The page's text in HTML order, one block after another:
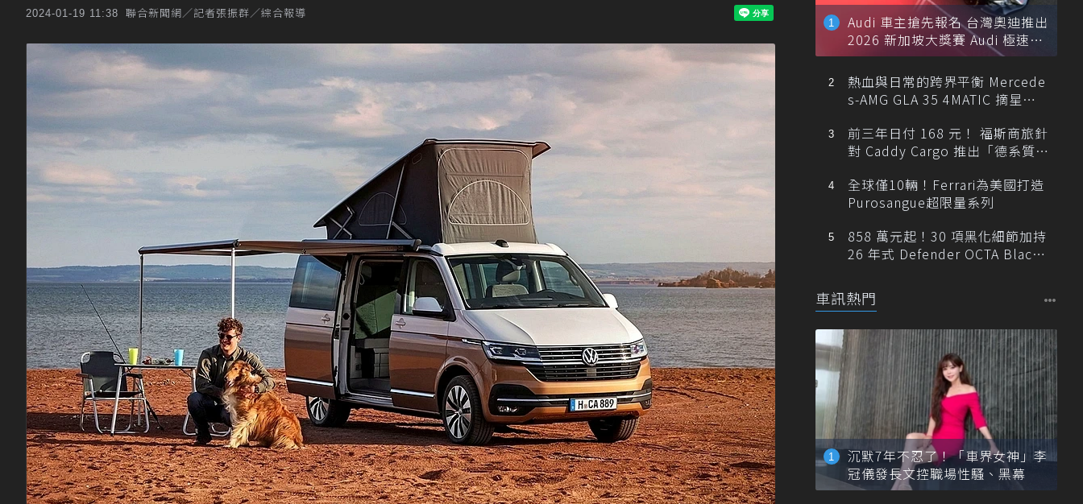
2024-01-19 11:38 聯合新聞網／記者張振群／綜合報導
Audi 車主搶先報名 台灣奧迪推出
2026 新加坡大獎賽 Audi 極速之
旅
熱血與日常的跨界平衡 Mercede
s-AMG GLA 35 4MATIC 摘星版
前三年日付 168 元！ 福斯商旅針
對 Caddy Cargo 推出「德系質感
全球僅10輛！Ferrari為美國打造
Purosangue超限量系列
858 萬元起！30 項黑化細節加持
26 年式 Defender OCTA Black
車訊熱門
沉默7年不忍了！「車界女神」李
冠儀發長文控職場性騷、黑幕